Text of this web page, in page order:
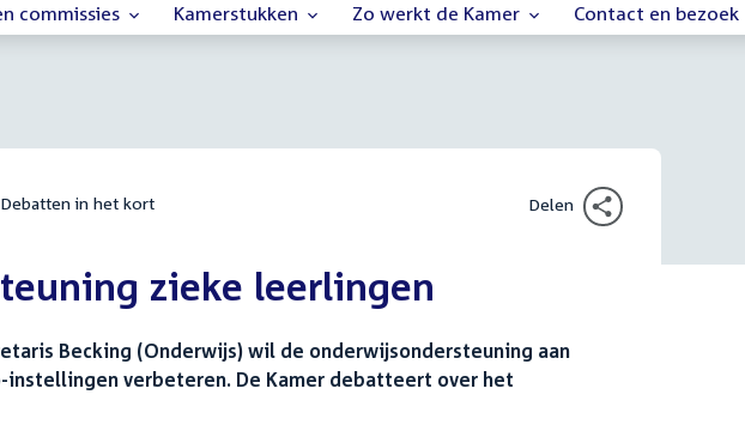
commissies Kamerstukken Zo werkt de Kamer Contact en bezoek
Debatten in het kort Delen
zieke leerlingen
Becking (Onderwijs) wil de onderwijsondersteuning aan
instellingen verbeteren. De Kamer debatteert over het